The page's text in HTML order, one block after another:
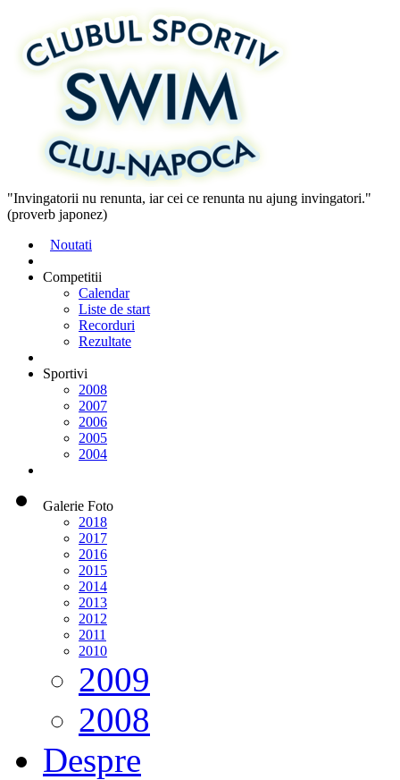
"Invingatorii nu renunta, iar cei ce renunta nu ajung invingatori."
(proverb japonez)
Noutati
Competitii
Calendar
Liste de start
Recorduri
Rezultate
Sportivi
2008
2007
2006
2005
2004
Galerie Foto
2018
2017
2016
2015
2014
2013
2012
2011
2010
2009
2008
Despre